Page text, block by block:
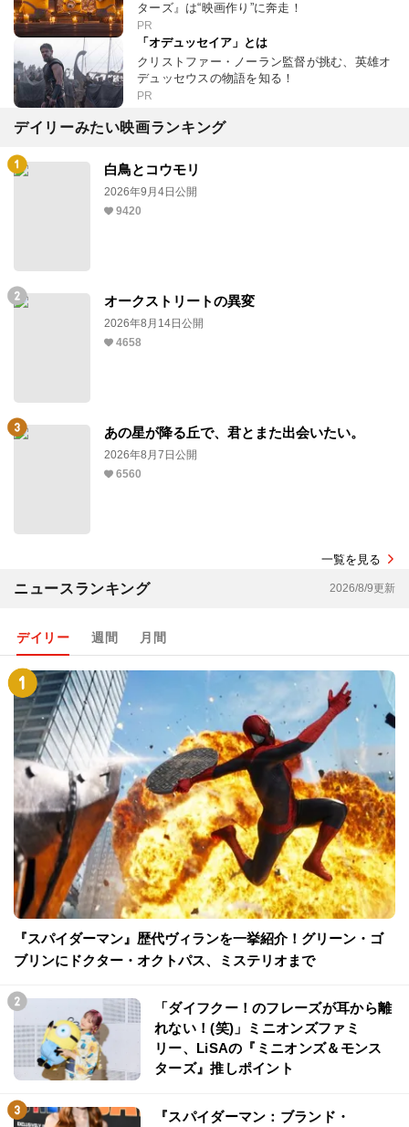
ターズ』は“映画作り”に奔走！
PR
「オデュッセイア」とは
クリストファー・ノーラン監督が挑む、英雄オ
デュッセウスの物語を知る！
PR
デイリーみたい映画ランキング
白鳥とコウモリ
2026年9月4日公開
9420
オークストリートの異変
2026年8月14日公開
4658
あの星が降る丘で、君とまた出会いたい。
2026年8月7日公開
6560
一覧を見る
ニュースランキング 2026/8/9更新
デイリー 週間 月間
『スパイダーマン』歴代ヴィランを一挙紹介！グリーン・ゴ
ブリンにドクター・オクトパス、ミステリオまで
「ダイフクー！のフレーズが耳から離
れない！(笑)」ミニオンズファミ
リー、LiSAの『ミニオンズ＆モンス
ターズ』推しポイント
『スパイダーマン：ブランド・